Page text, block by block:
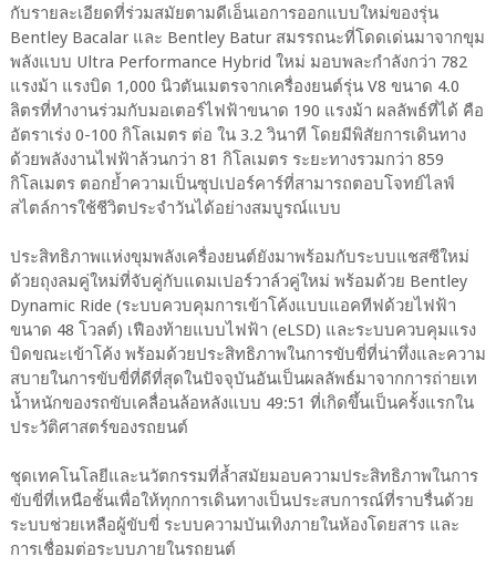
กับรายละเอียดที่ร่วมสมัยตามดีเอ็นเอการออกแบบใหม่ของรุ่น
Bentley Bacalar และ Bentley Batur สมรรถนะที่โดดเด่นมาจากขุม
พลังแบบ Ultra Performance Hybrid ใหม่ มอบพละกำลังกว่า 782
แรงม้า แรงบิด 1,000 นิวตันเมตรจากเครื่องยนต์รุ่น V8 ขนาด 4.0
ลิตรที่ทำงานร่วมกับมอเตอร์ไฟฟ้าขนาด 190 แรงม้า ผลลัพธ์ที่ได้ คือ
อัตราเร่ง 0-100 กิโลเมตร ต่อ ใน 3.2 วินาที โดยมีพิสัยการเดินทาง
ด้วยพลังงานไฟฟ้าล้วนกว่า 81 กิโลเมตร ระยะทางรวมกว่า 859
กิโลเมตร ตอกย้ำความเป็นซุปเปอร์คาร์ที่สามารถตอบโจทย์ไลฟ์
สไตล์การใช้ชีวิตประจำวันได้อย่างสมบูรณ์แบบ
ประสิทธิภาพแห่งขุมพลังเครื่องยนต์ยังมาพร้อมกับระบบแชสซีใหม่
ด้วยถุงลมคู่ใหม่ที่จับคู่กับแดมเปอร์วาล์วคู่ใหม่ พร้อมด้วย Bentley
Dynamic Ride (ระบบควบคุมการเข้าโค้งแบบแอคทีฟด้วยไฟฟ้า
ขนาด 48 โวลต์) เฟืองท้ายแบบไฟฟ้า (eLSD) และระบบควบคุมแรง
บิดขณะเข้าโค้ง พร้อมด้วยประสิทธิภาพในการขับขี่ที่น่าทึ่งและความ
สบายในการขับขี่ที่ดีที่สุดในปัจจุบันอันเป็นผลลัพธ์มาจากการถ่ายเท
น้ำหนักของรถขับเคลื่อนล้อหลังแบบ 49:51 ที่เกิดขึ้นเป็นครั้งแรกใน
ประวัติศาสตร์ของรถยนต์
ชุดเทคโนโลยีและนวัตกรรมที่ล้ำสมัยมอบความประสิทธิภาพในการ
ขับขี่ที่เหนือชั้นเพื่อให้ทุกการเดินทางเป็นประสบการณ์ที่ราบรื่นด้วย
ระบบช่วยเหลือผู้ขับขี่ ระบบความบันเทิงภายในห้องโดยสาร และ
การเชื่อมต่อระบบภายในรถยนต์